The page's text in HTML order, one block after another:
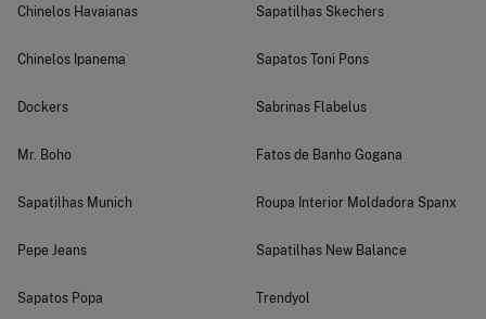
Chinelos Havaianas
Chinelos Ipanema
Dockers
Mr. Boho
Sapatilhas Munich
Pepe Jeans
Sapatos Popa
Sapatilhas Skechers
Sapatos Toni Pons
Sabrinas Flabelus
Fatos de Banho Gogana
Roupa Interior Moldadora Spanx
Sapatilhas New Balance
Trendyol